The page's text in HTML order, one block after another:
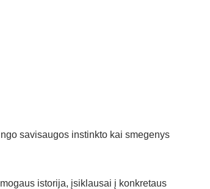
savisaugos instinkto kai smegenys
istorija, įsiklausai į konkretaus